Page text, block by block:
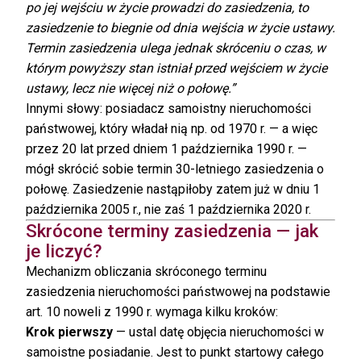
po jej wejściu w życie prowadzi do zasiedzenia, to
zasiedzenie to biegnie od dnia wejścia w życie ustawy.
Termin zasiedzenia ulega jednak skróceniu o czas, w
którym powyższy stan istniał przed wejściem w życie
ustawy, lecz nie więcej niż o połowę.”
Innymi słowy: posiadacz samoistny nieruchomości
państwowej, który władał nią np. od 1970 r. — a więc
przez 20 lat przed dniem 1 października 1990 r. —
mógł skrócić sobie termin 30-letniego zasiedzenia o
połowę. Zasiedzenie nastąpiłoby zatem już w dniu 1
października 2005 r., nie zaś 1 października 2020 r.
Skrócone terminy zasiedzenia — jak
je liczyć?
Mechanizm obliczania skróconego terminu
zasiedzenia nieruchomości państwowej na podstawie
art. 10 noweli z 1990 r. wymaga kilku kroków:
Krok pierwszy — ustal datę objęcia nieruchomości w
samoistne posiadanie. Jest to punkt startowy całego